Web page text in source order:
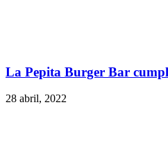
La Pepita Burger Bar
28 abril, 2022